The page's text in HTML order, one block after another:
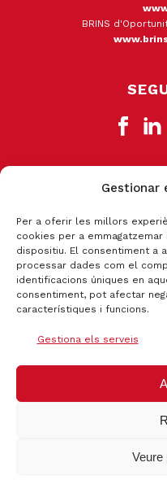
Gestionar
Per a oferir les millors
cookies per a
dispositiu. El consentiment a
processar dades com el
identificacions úniques en
consentiment, pot afectar
característiques i funcions.
Gestiona els serveis
Veure
BRINS
CANAL DE DENÚNCIA
Certificat